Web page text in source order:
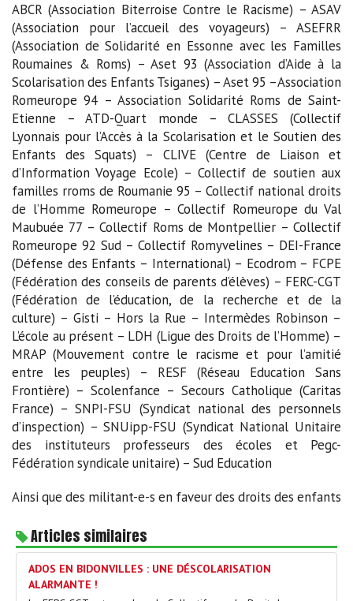
ABCR (Association Biterroise Contre le Racisme) – ASAV
(Association pour l’accueil des voyageurs) – ASEFRR
(Association de Solidarité en Essonne avec les Familles
Roumaines & Roms) – Aset 93 (Association d’Aide à la
Scolarisation des Enfants Tsiganes) – Aset 95 –Association
Romeurope 94 – Association Solidarité Roms de Saint-
Etienne – ATD-Quart monde – CLASSES (Collectif
Lyonnais pour l’Accès à la Scolarisation et le Soutien des
Enfants des Squats) – CLIVE (Centre de Liaison et
d’Information Voyage Ecole) – Collectif de soutien aux
familles rroms de Roumanie 95 – Collectif national droits
de l’Homme Romeurope – Collectif Romeurope du Val
Maubuée 77 – Collectif Roms de Montpellier – Collectif
Romeurope 92 Sud – Collectif Romyvelines – DEI-France
(Défense des Enfants – International) – Ecodrom – FCPE
(Fédération des conseils de parents d’élèves) – FERC-CGT
(Fédération de l’éducation, de la recherche et de la
culture) – Gisti – Hors la Rue – Intermèdes Robinson –
L’école au présent – LDH (Ligue des Droits de l’Homme) –
MRAP (Mouvement contre le racisme et pour l’amitié
entre les peuples) – RESF (Réseau Education Sans
Frontière) – Scolenfance – Secours Catholique (Caritas
France) – SNPI-FSU (Syndicat national des personnels
d’inspection) – SNUipp-FSU (Syndicat National Unitaire
des instituteurs professeurs des écoles et Pegc-
Fédération syndicale unitaire) – Sud Education
Ainsi que des militant-e-s en faveur des droits des enfants
Articles similaires
ADOS EN BIDONVILLES : UNE DÉSCOLARISATION
ALARMANTE !